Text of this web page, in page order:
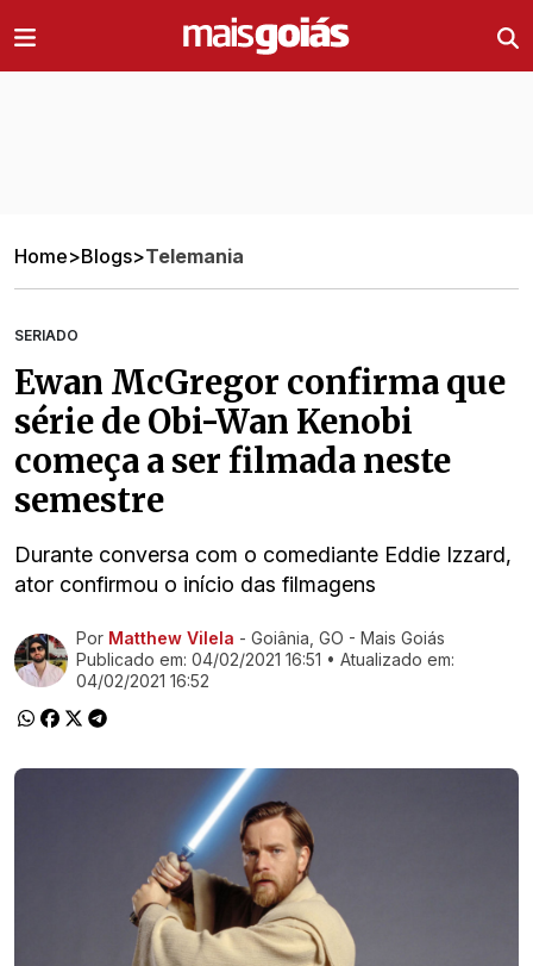
Home>Blogs>Telemania
SERIADO
Ewan McGregor confirma que
série de Obi-Wan Kenobi
começa a ser filmada neste
semestre
Durante conversa com o comediante Eddie Izzard,
ator confirmou o início das filmagens
Ir direto pra matéria
Por Matthew Vilela - Goiânia, GO - Mais Goiás
Publicado em: 04/02/2021 16:51 • Atualizado em:
04/02/2021 16:52